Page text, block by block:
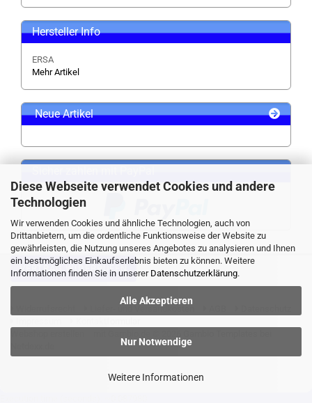
Diese Webseite verwendet Cookies und andere
Technologien
Wir verwenden Cookies und ähnliche Technologien, auch von
Drittanbietern, um die ordentliche Funktionsweise der Website zu
gewährleisten, die Nutzung unseres Angebotes zu analysieren und Ihnen
ein bestmögliches Einkaufserlebnis bieten zu können. Weitere
Informationen finden Sie in unserer Datenschutzerklärung.
Alle Akzeptieren
Nur Notwendige
Weitere Informationen
Hersteller Info
ERSA
Mehr Artikel
Neue Artikel
VERTRAG WIDERRUFEN
Liefer- und Versandkosten